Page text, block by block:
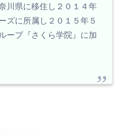
川県に移住し２０１４年
ズに所属し２０１５年５
ープ『さくら学院』に加